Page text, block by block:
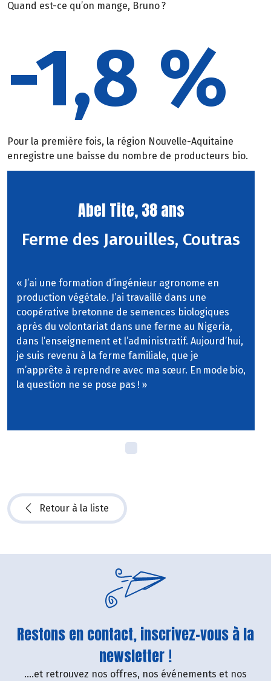
Quand est-ce qu’on mange, Bruno?
-1,8 %
Pour la première fois, la région Nouvelle-Aquitaine
enregistre une baisse du nombre de producteurs bio.
Abel Tite, 38 ans
Ferme des Jarouilles, Coutras
« J’ai une formation d’ingénieur agronome en
production végétale. J’ai travaillé dans une
coopérative bretonne de semences biologiques
après du volontariat dans une ferme au Nigeria,
dans l’enseignement et l’administratif. Aujourd’hui,
je suis revenu à la ferme familiale, que je
m’apprête à reprendre avec ma sœur. En mode bio,
la question ne se pose pas ! »
Retour à la liste
Restons en contact, inscrivez-vous à la
newsletter !
....et retrouvez nos offres, nos événements et nos